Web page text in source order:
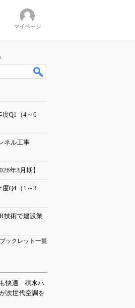
マイページ
度Q1（4～6
ネル工事
年3月期】
度Q4（1～3
技術で建設業
ックレット一覧
快適 積水ハ
次世代空調を